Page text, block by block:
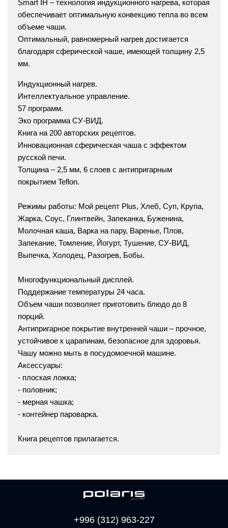
Smart IH – технология индукционного нагрева, которая
обеспечивает оптимальную конвекцию тепла во всем
объеме чаши.
Оптимальный, равномерный нагрев достигается
благодаря сферической чаше, имеющей толщину 2,5
мм.
Индукционный нагрев.
Интеллектуальное управление.
57 программ.
Эко программа СУ-ВИД.
Книга на 200 авторских рецептов.
Инновационная сферическая чаша с эффектом
русской печи.
Толщина – 2,5 мм, 6 слоев с антипригарным
покрытием Teflon.
Режимы работы: Мой рецепт Plus, Хлеб, Суп, Крупа,
Жарка, Соус, Глинтвейн, Запеканка, Буженина,
Молочная каша, Варка на пару, Варенье, Плов,
Запекание, Томление, Йогурт, Тушение, СУ-ВИД,
Выпечка, Холодец, Разогрев, Бобы.
Многофункциональный дисплей.
Поддержание температуры 24 часа.
Объем чаши позволяет приготовить блюдо до 8
порций.
Антипригарное покрытие внутренней чаши – прочное,
устойчивое к царапинам, безопасное для здоровья.
Чашу можно мыть в посудомоечной машине.
Аксессуары:
- плоская ложка;
- половник;
- мерная чашка;
- контейнер пароварка.
Книга рецептов прилагается.
+996 (312) 963-227